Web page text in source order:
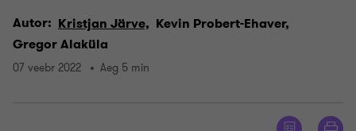
Autor: Kristjan Järve, Kevin Probert-Ehaver,
Gregor Alaküla
07 veebr 2022 Aeg 5 min